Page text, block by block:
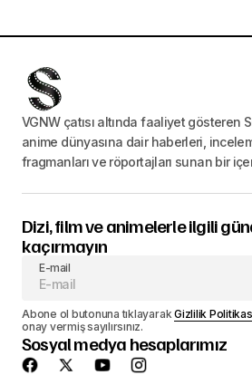
VGNW çatısı altında faaliyet gösteren
anime dünyasına dair haberleri,
fragmanları ve röportajları sunan bir
Dizi, film ve animelerle ilgili
kaçırmayın
E-mail
Abone ol butonuna tıklayarakGizlilik
onay vermiş sayılırsınız.
Sosyal medya hesaplarımız